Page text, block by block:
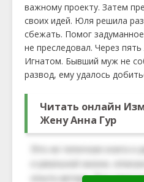
важному проекту. Затем
своих идей. Юля решила
сбежать. Помог
не преследовал. Через
Игнатом. Бывший муж не
развод, ему удалось
Читать онлайн
Жену Анна Гур